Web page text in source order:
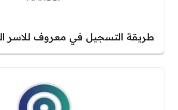
طريقة التسجيل في معروف للاسر